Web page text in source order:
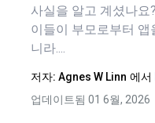
사실을 알고 계셨나요
이들이 부모로부터
니라....
저자: Agnes W Linn 에서
업데이트됨 01 6월, 2026